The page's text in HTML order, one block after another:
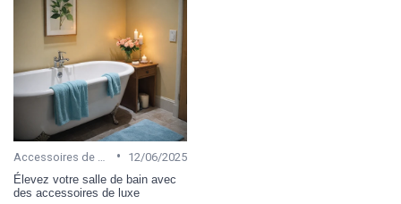
•
12/06/2025
Élevez votre salle de bain avec
des accessoires de luxe